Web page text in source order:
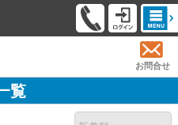
お問合せ
覧